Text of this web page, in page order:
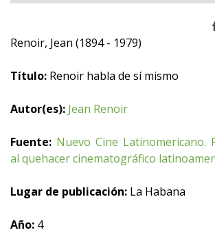
Renoir, Jean (1894 - 1979)
Título: Renoir habla de sí mismo
Autor(es): Jean Renoir
Fuente: Nuevo Cine Latinomericano.
al quehacer cinematográfico
Lugar de publicación: La Habana
Año: 4